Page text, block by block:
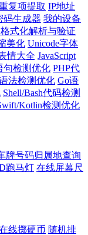
复项提取 IP地址
码生成器 我的设备
格式化解析与验证
美化 Unicode字体
情大全 JavaScript
句检测优化 PHP代
法检测优化 Go语
Shell/Bash代码检测
Kotlin检测优化
牌号码归属地查询
跑马灯 在线屏幕尺
线掷硬币 随机排